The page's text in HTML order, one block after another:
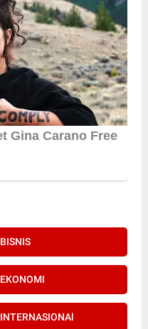
BISNIS
EKONOMI
INTERNASIONAl